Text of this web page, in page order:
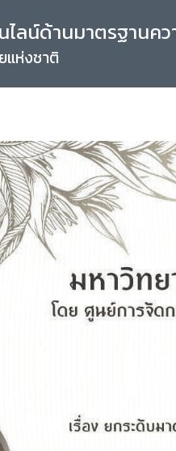
ไลน์ด้านมาตรฐาน
แห่งชาติ